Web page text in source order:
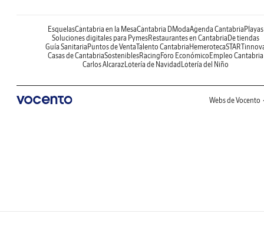
EsquelasCantabria en la MesaCantabria DModaAgenda CantabriaPlayas
Soluciones digitales para PymesRestaurantes en CantabriaDe tiendas
Guía SanitariaPuntos de VentaTalento CantabriaHemeroteca
Casas de CantabriaSosteniblesRacingForo EconómicoEmpleo Cantabria
Carlos AlcarazLotería de NavidadLotería del Niño
Webs de Vocento